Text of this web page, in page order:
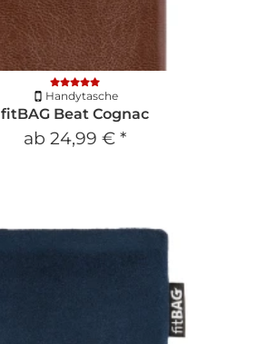
Handytasche
fitBAG Beat Cognac
ab 24,99 € *